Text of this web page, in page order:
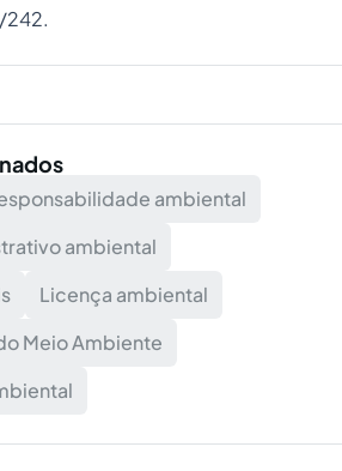
242.
ambiental
ambiental
Licença ambiental
Meio Ambiente